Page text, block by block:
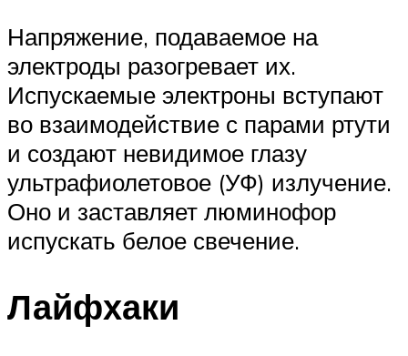
Напряжение, подаваемое на
электроды разогревает их.
Испускаемые электроны вступают
во взаимодействие с парами ртути
и создают невидимое глазу
ультрафиолетовое (УФ) излучение.
Оно и заставляет люминофор
испускать белое свечение.
Лайфхаки